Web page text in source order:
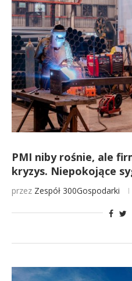
PMI niby rośnie, ale
kryzys. Niepokojące
przez Zespół 300Gospodarki